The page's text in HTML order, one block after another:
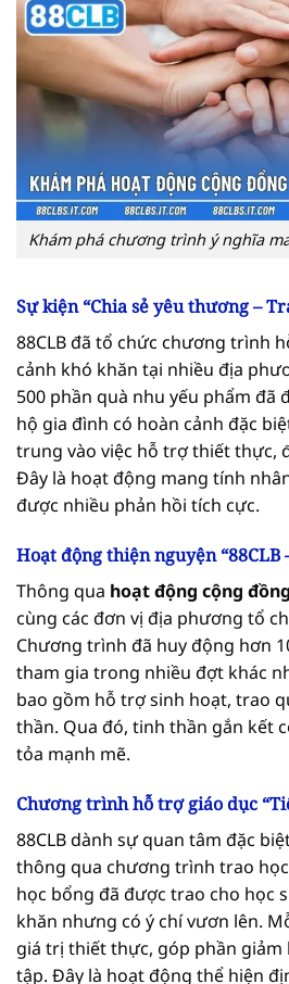
Khám phá chương trình ý nghĩa
Sự kiện “Chia sẻ yêu thương –
88CLB đã tổ chức chương trình
cảnh khó khăn tại nhiều địa
500 phần quà nhu yếu phẩm đã
hộ gia đình có hoàn cảnh đặc
trung vào việc hỗ trợ thiết thực,
Đây là hoạt động mang tính
được nhiều phản hồi tích cực.
Hoạt động thiện nguyện “88CLB
Thông qua hoạt động cộng đồng
cùng các đơn vị địa phương tổ
Chương trình đã huy động hơn
tham gia trong nhiều đợt khác
bao gồm hỗ trợ sinh hoạt, trao
thần. Qua đó, tinh thần gắn kết
tỏa mạnh mẽ.
Chương trình hỗ trợ giáo dục
88CLB dành sự quan tâm đặc
thông qua chương trình trao
học bổng đã được trao cho học
khăn nhưng có ý chí vươn lên.
giá trị thiết thực, góp phần giảm
tập. Đây là hoạt động thể hiện